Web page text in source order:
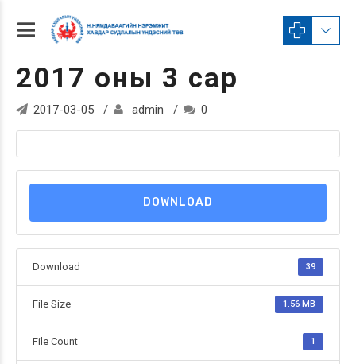
2017 оны 3 сар
2017-03-05 admin 0
DOWNLOAD
Download 39
File Size 1.56 MB
File Count 1